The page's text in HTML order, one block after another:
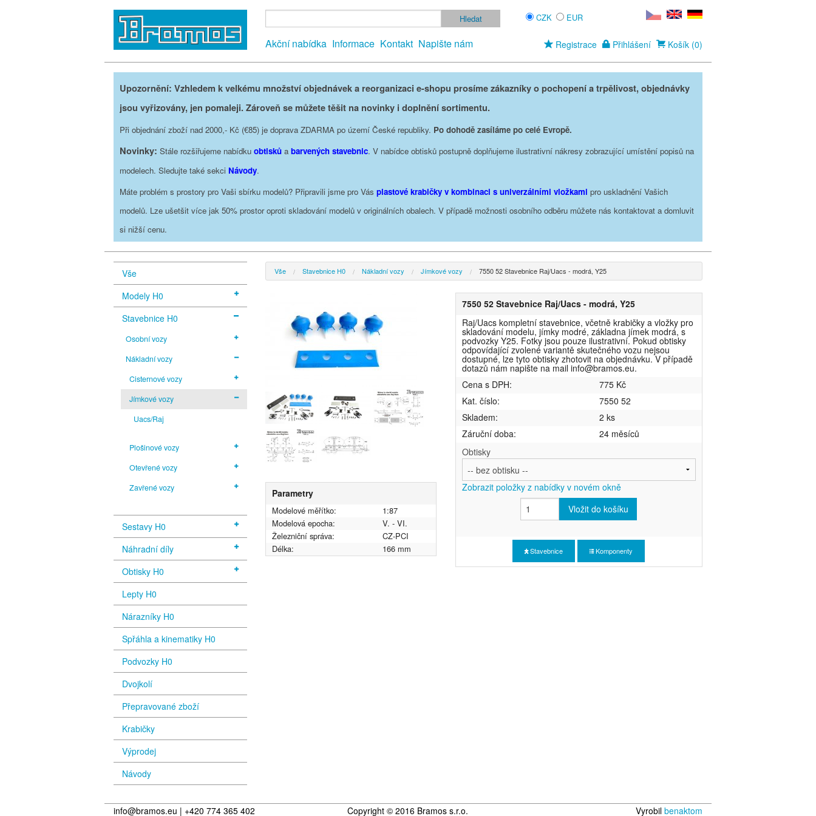
Akční nabídka Informace Kontakt Napište nám
CZK EUR
Registrace Přihlášení Košík (0)
Upozornění: Vzhledem k velkému množství objednávek a reorganizaci e-shopu prosíme zákazníky o pochopení a trpělivost, objednávky
jsou vyřizovány, jen pomaleji. Zároveň se můžete těšit na novinky i doplnění sortimentu.
Při objednání zboží nad 2000,- Kč (€85) je doprava ZDARMA po území České republiky. Po dohodě zasíláme po celé Evropě.
Novinky: Stále rozšiřujeme nabídku obtisků a barvených stavebnic. V nabídce obtisků postupně doplňujeme ilustrativní nákresy zobrazující umístění popisů na
modelech. Sledujte také sekci Návody.
Máte problém s prostory pro Vaši sbírku modelů? Připravili jsme pro Vás plastové krabičky v kombinaci s univerzálními vložkami pro uskladnění Vašich
modelů. Lze ušetšit více jak 50% prostor oproti skladování modelů v originálních obalech. V případě možnosti osobního odběru můžete nás kontaktovat a domluvit
si nižší cenu.
Vše
Modely H0
Stavebnice H0
Osobní vozy
Nákladní vozy
Cisternové vozy
Jímkové vozy
Uacs/Raj
Plošinové vozy
Otevřené vozy
Zavřené vozy
Sestavy H0
Náhradní díly
Obtisky H0
Lepty H0
Nárazníky H0
Spřáhla a kinematiky H0
Podvozky H0
Dvojkolí
Přepravované zboží
Krabičky
Výprodej
Návody
Vše Stavebnice H0 Nákladní vozy Jímkové vozy 7550 52 Stavebnice Raj/Uacs - modrá, Y25
Parametry
Modelové měřítko:
1:87
Modelová epocha:
V. - VI.
Železniční správa:
CZ-PCI
Délka:
166 mm
7550 52 Stavebnice Raj/Uacs - modrá, Y25
Raj/Uacs kompletní stavebnice, včetně krabičky a vložky pro
skladování modelu, jímky modré, základna jímek modrá, s
podvozky Y25. Fotky jsou pouze ilustrativní. Pokud obtisky
odpovídající zvolené variantě skutečného vozu nejsou
dostupné, lze tyto obtisky zhotovit na objednávku. V případě
dotazů nám napište na mail info@bramos.eu.
Cena s DPH:
775 Kč
Kat. číslo:
7550 52
Skladem:
2 ks
Záruční doba:
24 měsíců
Obtisky
Zobrazit položky z nabídky v novém okně
Vložit do košíku
Stavebnice Komponenty
info@bramos.eu | +420 774 365 402 Copyright © 2016 Bramos s.r.o. Vyrobil benaktom